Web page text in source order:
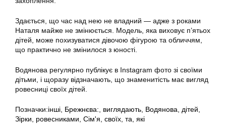
Здається, що час над нею не владний — адже з роками
Наталя майже не змінюється. Модель, яка виховує п’ятьох
дітей, може похизуватися дівочою фігурою та обличчям,
що практично не змінилося з юності.
Водянова регулярно публікує в Instagram фото зі своїми
дітьми, і щоразу відзначають, що знаменитість має вигляд
ровесниці своїх дітей.
Позначки:інші, Брежнєва:, виглядають, Водянова, дітей,
Зірки, ровесниками, Сім'я, своїх, та, які